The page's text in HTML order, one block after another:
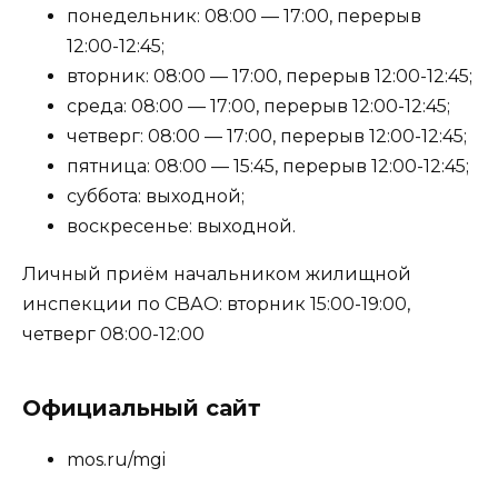
понедельник: 08:00 — 17:00, перерыв
12:00-12:45;
вторник: 08:00 — 17:00, перерыв 12:00-12:45;
среда: 08:00 — 17:00, перерыв 12:00-12:45;
четверг: 08:00 — 17:00, перерыв 12:00-12:45;
пятница: 08:00 — 15:45, перерыв 12:00-12:45;
суббота: выходной;
воскресенье: выходной.
Личный приём начальником жилищной
инспекции по СВАО: вторник 15:00-19:00,
четверг 08:00-12:00
Официальный сайт
mos.ru/mgi